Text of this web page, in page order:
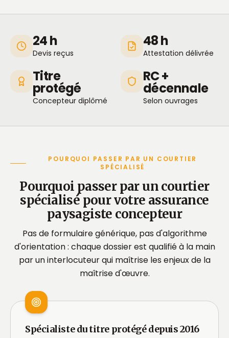
24 h
Devis reçus
48 h
Attestation délivrée
Titre
protégé
Concepteur diplômé
RC +
décennale
Selon ouvrages
POURQUOI PASSER PAR UN COURTIER
SPÉCIALISÉ
Pourquoi passer par un courtier
spécialisé pour votre assurance
paysagiste concepteur
Pas de formulaire générique, pas d'algorithme
d'orientation : chaque dossier est qualifié à la main
par un interlocuteur qui maîtrise les enjeux de la
maîtrise d'œuvre.
Spécialiste du titre protégé depuis 2016